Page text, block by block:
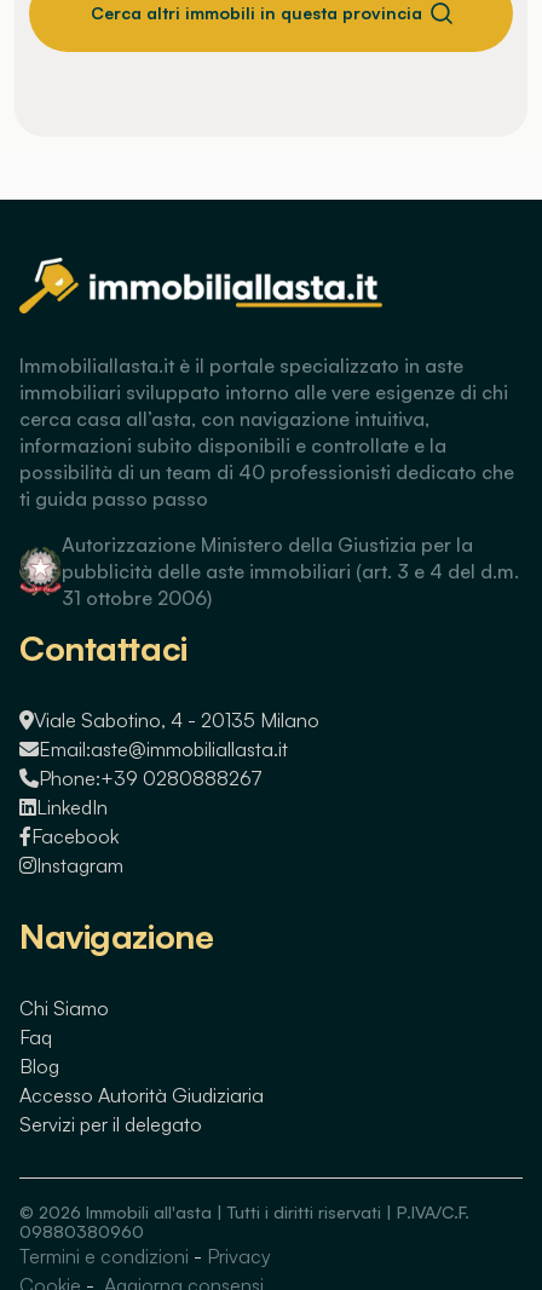
Cerca altri immobili in questa provincia
Guarda immobili simili
Immobiliallasta.it è il portale specializzato in aste
immobiliari sviluppato intorno alle vere esigenze di chi
cerca casa all’asta, con navigazione intuitiva,
informazioni subito disponibili e controllate e la
possibilità di un team di 40 professionisti dedicato che
ti guida passo passo
Autorizzazione Ministero della Giustizia per la
pubblicità delle aste immobiliari (art. 3 e 4 del d.m.
31 ottobre 2006)
Contattaci
Viale Sabotino, 4 - 20135 Milano
Email:aste@immobiliallasta.it
Phone:+39 0280888267
LinkedIn
Facebook
Instagram
Navigazione
Chi Siamo
Faq
Blog
Accesso Autorità Giudiziaria
Servizi per il delegato
© 2026 Immobili all'asta | Tutti i diritti riservati | P.IVA/C.F.
09880380960
Termini e condizioni - Privacy
Cookie - Aggiorna consensi